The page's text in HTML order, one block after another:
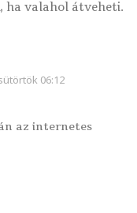
ha valahol átveheti.
06:12
az internetes